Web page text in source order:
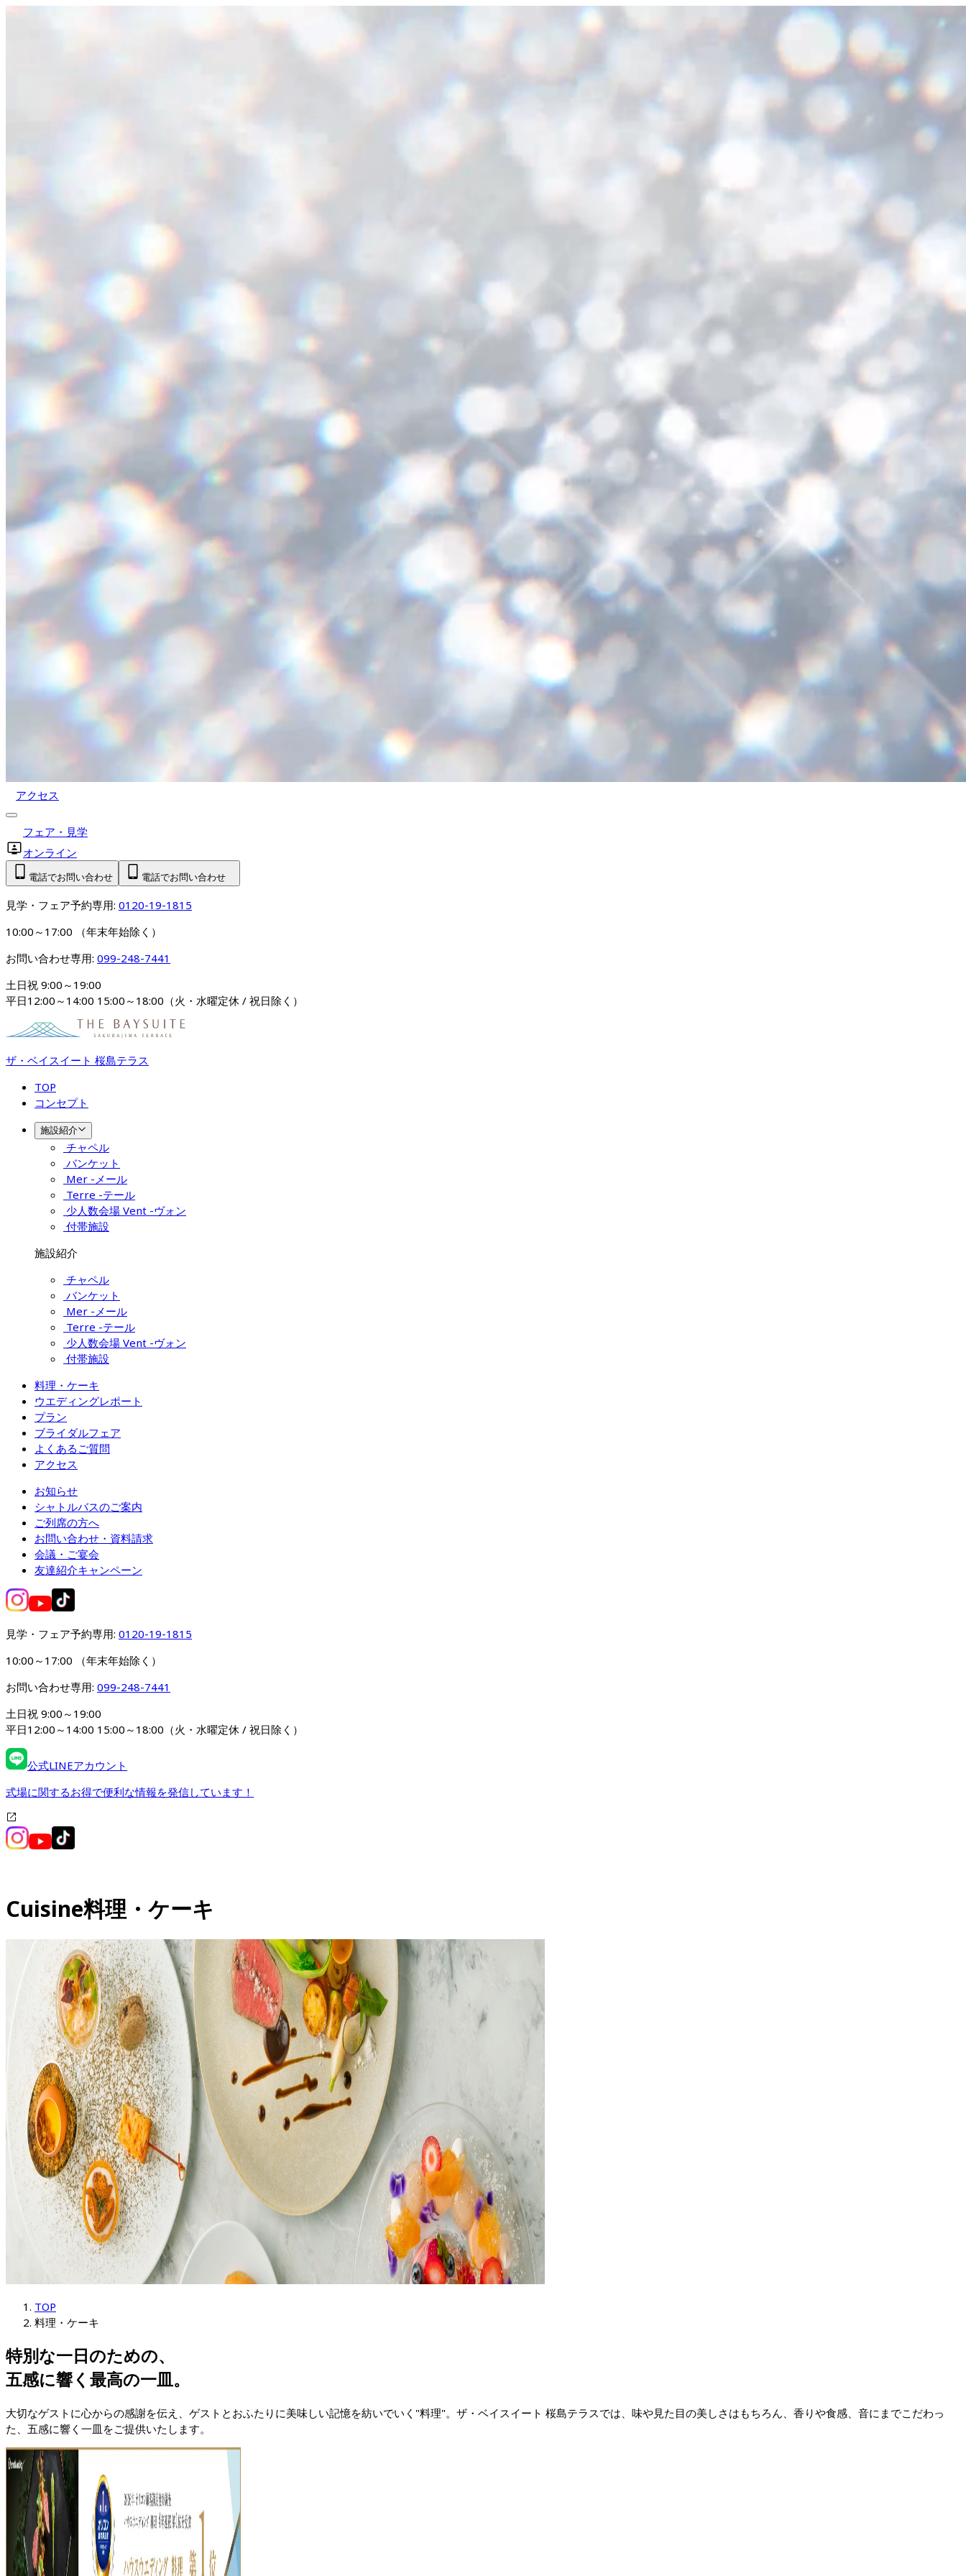
アクセス
フェア・見学
オンライン
電話でお問い合わせ 電話でお問い合わせ
見学・フェア予約専用: 0120-19-1815
10:00～17:00 （年末年始除く）
お問い合わせ専用: 099-248-7441
土日祝 9:00～19:00
平日12:00～14:00 15:00～18:00（火・水曜定休 / 祝日除く）
ザ・ベイスイート 桜島テラス
TOP
コンセプト
施設紹介
チャペル
バンケット
Mer -メール
Terre -テール
少人数会場 Vent -ヴォン
付帯施設
施設紹介
チャペル
バンケット
Mer -メール
Terre -テール
少人数会場 Vent -ヴォン
付帯施設
料理・ケーキ
ウエディングレポート
プラン
ブライダルフェア
よくあるご質問
アクセス
お知らせ
シャトルバスのご案内
ご列席の方へ
お問い合わせ・資料請求
会議・ご宴会
友達紹介キャンペーン
見学・フェア予約専用: 0120-19-1815
10:00～17:00 （年末年始除く）
お問い合わせ専用: 099-248-7441
土日祝 9:00～19:00
平日12:00～14:00 15:00～18:00（火・水曜定休 / 祝日除く）
公式LINEアカウント
式場に関するお得で便利な情報を発信しています！
Cuisine料理・ケーキ
TOP
料理・ケーキ
特別な一日のための、
五感に響く最高の一皿。
大切なゲストに心からの感謝を伝え、ゲストとおふたりに美味しい記憶を紡いでいく"料理"。ザ・ベイスイート 桜島テラスでは、味や見た目の美しさはもちろん、香りや食感、音にまでこだわっ
た、五感に響く一皿をご提供いたします。